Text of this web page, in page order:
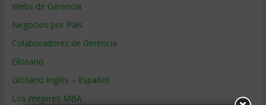
Webs de Gerencia
Negocios por País
Colaboradores de Gerencia
Glosario
Glosario Inglés – Español
Los mejores MBA